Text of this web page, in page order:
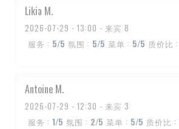
Likia M
2026-07-29 - 13:00 - 来宾 8
服务 : 5/5 氛围 : 5/5 菜单 : 5/5 质价比 :
Antoine M
2026-07-29 - 12:30 - 来宾 3
服务 : 1/5 氛围 : 2/5 菜单 : 5/5 质价比 :